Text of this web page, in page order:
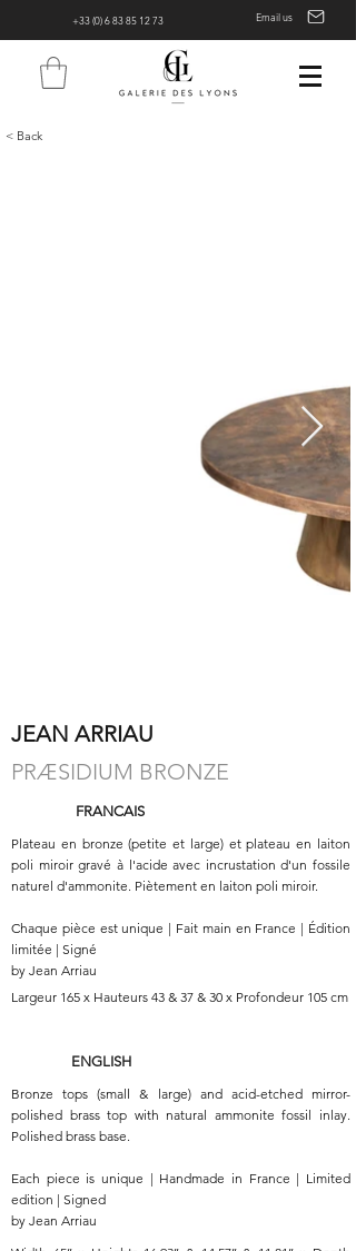
+33 (0) 6 83 85 12 73 Email us
< Back
JEAN ARRIAU
PRÆSIDIUM BRONZE
FRANCAIS
Plateau en bronze (petite et large) et plateau en laiton
poli miroir gravé à l'acide avec incrustation d'un fossile
naturel d'ammonite. Piètement en laiton poli miroir.
Chaque pièce est unique | Fait main en France | Édition
limitée | Signé
by Jean Arriau
Largeur 165 x Hauteurs 43 & 37 & 30 x Profondeur 105 cm
ENGLISH
Bronze tops (small & large) and acid-etched mirror-
polished brass top with natural ammonite fossil inlay.
Polished brass base.
Each piece is unique | Handmade in France | Limited
edition | Signed
by Jean Arriau